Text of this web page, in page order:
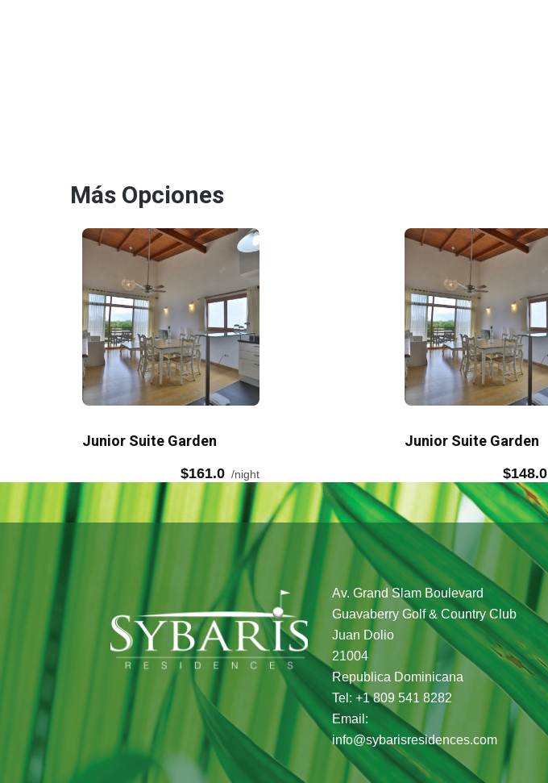
Más Opciones
Junior Suite Garden
$148.0 night
Junior Suite Garden
$152.0
Av. Grand Slam Boulevard
Guavaberry Golf & Country Club
Juan Dolio
21004
Republica Dominicana
Tel: +1 809 541 8282
Email:
info@sybarisresidences.com